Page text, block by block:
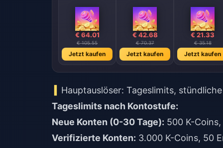
€ 64.01
€ 105.55
Jetzt kaufen
€ 42.68
€ 70.37
Jetzt kaufen
€ 21.33
€ 35.18
Jetzt kaufen
Hauptauslöser: Tageslimits,
Tageslimits nach Kontostufe:
Neue Konten (0-30 Tage): 500 K-
Verifizierte Konten: 3.000 K-Coins, 50